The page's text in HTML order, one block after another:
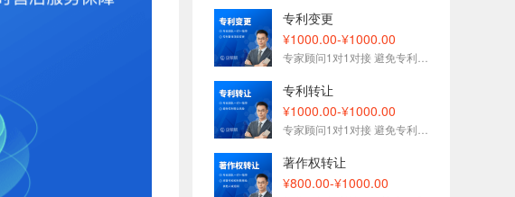
专利变更
¥1000.00-¥1000.00
专利转让
¥1000.00-¥1000.00
著作权转让
¥800.00-¥1000.00